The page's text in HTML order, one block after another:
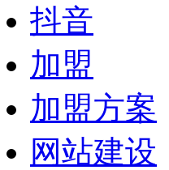
抖音
加盟
加盟方案
网站建设